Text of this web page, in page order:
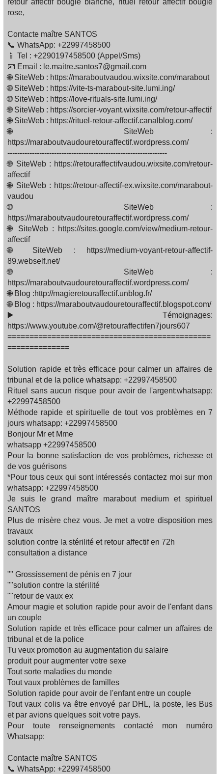
retour affectif bougie blanche, rituel retour affectif bougie
rose,
Contacte maître SANTOS
📞 WhatsApp: +22997458500
📱 Tel : +2290197458500 (Appel/Sms)
📧 Email : le.maitre.santos7@gmail.com
🌐 SiteWeb : https://maraboutvaudou.wixsite.com/marabout
🌐 SiteWeb : https://vite-ts-marabout-site.lumi.ing/
🌐 SiteWeb : https://love-rituals-site.lumi.ing/
🌐 SiteWeb : https://sorcier-voyant.wixsite.com/retour-affectif
🌐 SiteWeb : https://rituel-retour-affectif.canalblog.com/
🌐 SiteWeb :
https://maraboutvaudouretouraffectif.wordpress.com/
-----------------------------------------------------------------
🌐 SiteWeb : https://retouraffectifvaudou.wixsite.com/retour-
affectif
🌐 SiteWeb : https://retour-affectif-ex.wixsite.com/marabout-
vaudou
🌐 SiteWeb :
https://maraboutvaudouretouraffectif.wordpress.com/
🌐 SiteWeb : https://sites.google.com/view/medium-retour-
affectif
🌐 SiteWeb : https://medium-voyant-retour-affectif-
89.webself.net/
🌐 SiteWeb :
https://maraboutvaudouretouraffectif.wordpress.com/
🌐 Blog :http://magieretouraffectif.unblog.fr/
🌐 Blog : https://maraboutvaudouretouraffectif.blogspot.com/
▶️ Témoignages:
https://www.youtube.com/@retouraffectifen7jours607
==============================================
==============
Solution rapide et très efficace pour calmer un affaires de
tribunal et de la police whatsapp: +22997458500
Rituel sans aucun risque pour avoir de l'argent:whatsapp:
+22997458500
Méthode rapide et spirituelle de tout vos problèmes en 7
jours whatsapp: +22997458500
Bonjour Mr et Mme
whatsapp +22997458500
Pour la bonne satisfaction de vos problèmes, richesse et
de vos guérisons
*Pour tous ceux qui sont intéressés contactez moi sur mon
whatsapp: +22997458500
Je suis le grand maître marabout medium et spirituel
SANTOS
Plus de misère chez vous. Je met a votre disposition mes
travaux
solution contre la stérilité et retour affectif en 72h
consultation a distance
"" Grossissement de pénis en 7 jour
""solution contre la stérilité
""retour de vaux ex
Amour magie et solution rapide pour avoir de l'enfant dans
un couple
Solution rapide et très efficace pour calmer un affaires de
tribunal et de la police
Tu veux promotion au augmentation du salaire
produit pour augmenter votre sexe
Tout sorte maladies du monde
Tout vaux problèmes de familles‍‍‍
Solution rapide pour avoir de l'enfant entre un couple
Tout vaux colis va être envoyé par DHL, la poste, les Bus
et par avions quelques soit votre pays.
Pour toute renseignements contacté mon numéro
Whatsapp:
Contacte maître SANTOS
📞 WhatsApp: +22997458500